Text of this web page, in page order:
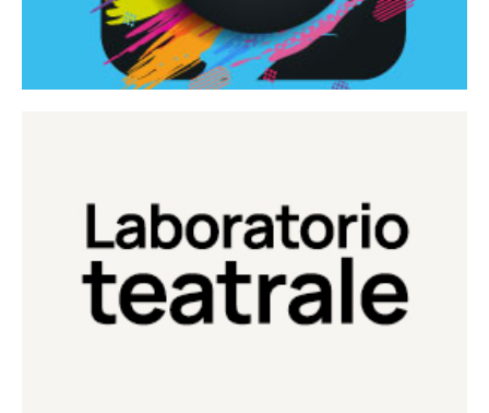
Laboratorio Teatrale
Laboratorio di teatro del Teatro Eduardo de Filippo
Continua